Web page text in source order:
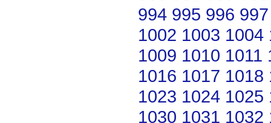
994 995 996 997
1002 1003 1004
1009 1010 1011
1016 1017 1018
1023 1024 1025
1030 1031 1032